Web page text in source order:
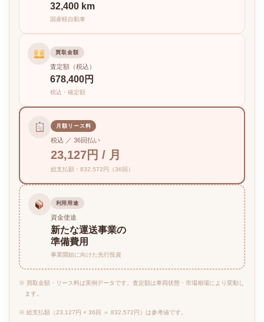
32,400 km
国産軽自動車
買取金額
査定額（税込）
678,400円
税込・確定額
月額リース料
税込 ／ 36回払い
23,127円 / 月
総支払額：832,572円（36回）
利用用途
資金使途
新たな運送事業の
準備費用
事業開始に向けた先行投資
※ 買取金額・リース料は実例データです。査定額は車両状態・市場相場により変動し
ます。
※ 総支払額（23,127円 × 36回 ＝ 832,572円）は参考値です。